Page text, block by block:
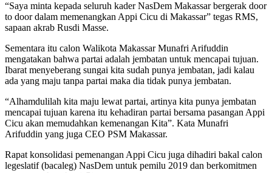
“Saya minta kepada seluruh kader NasDem Makassar bergerak door
to door dalam memenangkan Appi Cicu di Makassar” tegas RMS,
sapaan akrab Rusdi Masse.
Sementara itu calon Walikota Makassar Munafri Arifuddin
mengatakan bahwa partai adalah jembatan untuk mencapai tujuan.
Ibarat menyeberang sungai kita sudah punya jembatan, jadi kalau
ada yang maju tanpa partai maka dia tidak punya jembatan.
“Alhamdulilah kita maju lewat partai, artinya kita punya jembatan
mencapai tujuan karena itu kehadiran partai bersama pasangan Appi
Cicu akan memudahkan kemenangan Kita”. Kata Munafri
Arifuddin yang juga CEO PSM Makassar.
Rapat konsolidasi pemenangan Appi Cicu juga dihadiri bakal calon
legeslatif (bacaleg) NasDem untuk pemilu 2019 dan berkomitmen